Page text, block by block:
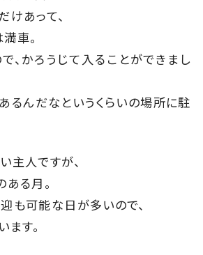
けあって、
車。
、かろうじて入ることができまし
るんだなというくらいの場所に駐
主人ですが、
る月。
も可能な日が多いので、
ます。